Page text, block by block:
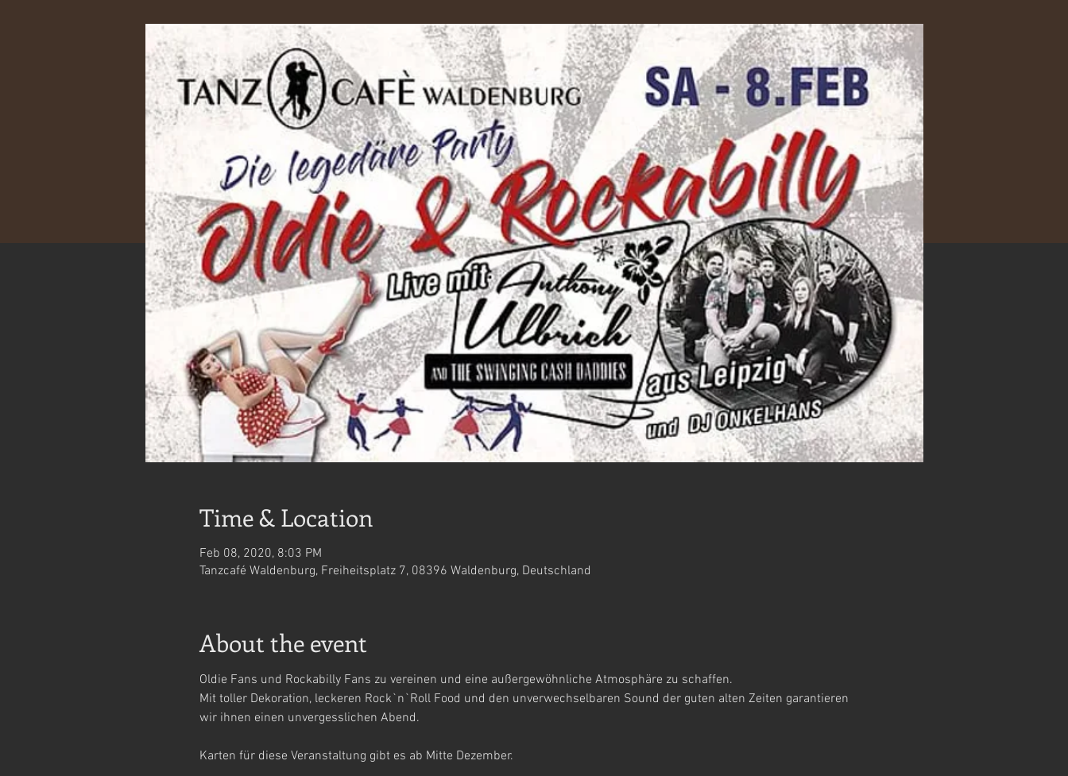
Time & Location
Feb 08, 2020, 8:03 PM
Tanzcafé Waldenburg, Freiheitsplatz 7, 08396 Waldenburg, Deutschland
About the event
Oldie Fans und Rockabilly Fans zu vereinen und eine außergewöhnliche Atmosphäre zu schaffen.
Mit toller Dekoration, leckeren Rock`n`Roll Food und den unverwechselbaren Sound der guten alten Zeiten garantieren